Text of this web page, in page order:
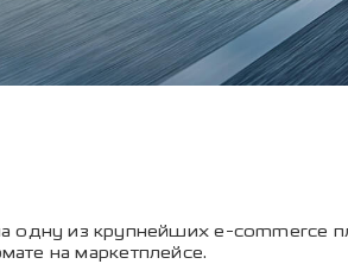
одну из крупнейших e-commerce
на маркетплейсе.